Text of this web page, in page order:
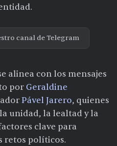
canal de Telegram
alinea con los mensajes
por Geraldine
Pável Jarero, quienes
unidad, la lealtad y la
clave para
retos políticos.